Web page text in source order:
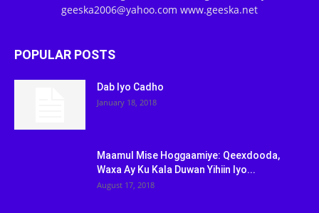
geeska2006@yahoo.com www.geeska.net
POPULAR POSTS
Dab Iyo Cadho
January 18, 2018
Maamul Mise Hoggaamiye: Qeexdooda,
Waxa Ay Ku Kala Duwan Yihiin Iyo...
August 17, 2018